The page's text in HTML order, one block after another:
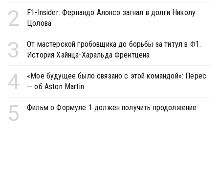
2
F1-Insider: Фернандо Алонсо загнал в долги Николу
Цолова
3
От мастерской гробовщика до борьбы за титул в Ф1.
История Хайнца-Харальда Френтцена
4
«Моё будущее было связано с этой командой»: Перес
— об Aston Martin
5 Фильм о Формуле 1 должен получить продолжение